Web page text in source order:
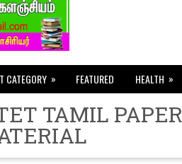
CATEGORY » FEATURED HEALTH »
TAMIL